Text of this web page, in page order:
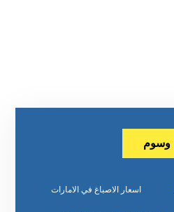
وسوم
اسعار الاصباغ في الامارات